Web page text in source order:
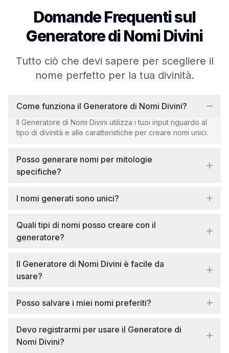
Domande Frequenti sul
Generatore di Nomi Divini
Tutto ciò che devi sapere per scegliere il
nome perfetto per la tua divinità.
Come funziona il Generatore di Nomi Divini?
Il Generatore di Nomi Divini utilizza i tuoi input riguardo al
tipo di divinità e alle caratteristiche per creare nomi unici.
Posso generare nomi per mitologie
specifiche?
I nomi generati sono unici?
Quali tipi di nomi posso creare con il
generatore?
Il Generatore di Nomi Divini è facile da
usare?
Posso salvare i miei nomi preferiti?
Devo registrarmi per usare il Generatore di
Nomi Divini?